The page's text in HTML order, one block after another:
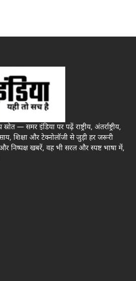
— समर इंडिया पर पढ़ें राष्ट्रीय, अंतर्राष्ट्रीय,
शिक्षा और टेक्नोलॉजी से जुड़ी हर जरूरी
निष्पक्ष खबरें, वह भी सरल और स्पष्ट भाषा में,